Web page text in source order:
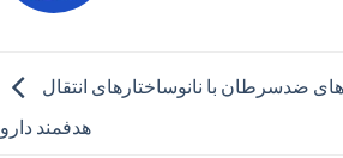
هدفمند دارو